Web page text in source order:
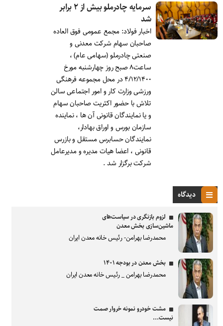
سرمایه چادرملو بیش از ۲ برابر
شد
اخبار فولاد: مجمع عمومی فوق العاده
صاحبان سهام شرکت معدنی و
صنعتی چادرملو (سهامی عام) ،
ساعت۸ صبح روز چهارشنبه مورخ
۴/۱۲/۱۴۰۰ در محل مجموعه فرهنگی
ورزشی وزارت کار و امور اجتماعی سالن
تلاش با حضور اکثریت صاحبان سهام
و یا نمایندگان قانونی آن ها ، نماینده
سازمان بورس و اوراق بهادار،
نمایندگان حسابرس مستقل و بازرس
قانونی ، اعضا هیات مدیره و مدیرعامل
شرکت برگزار شد .
دیدگاه
لزوم بازنگری در سیاست‌های
ماشین‌سازی بخش معدن
محمدرضا بهرامن- رئیس خانه معدن ایران
بخش معدن در بودجه ۱۴۰۱
محمدرضا بهرامن _ رئیس خانه معدن ایران
مشت خودرو نمونه خروار صمت
نیست...